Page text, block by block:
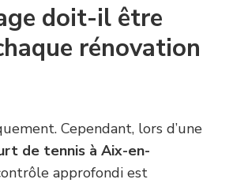
doit-il être
rénovation
Cependant, lors d’une
de tennis à Aix-en-
approfondi est